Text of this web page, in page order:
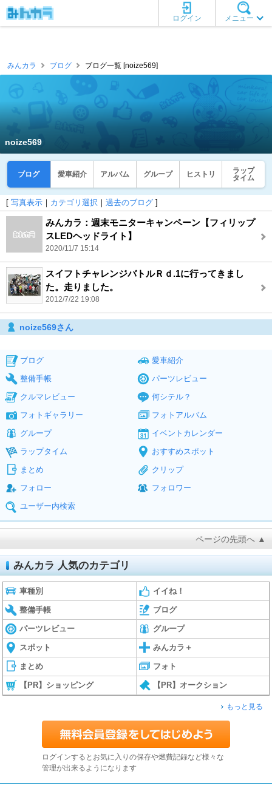
メニュー
ログイン
みんカラ ブログ ブログ一覧 [noize569]
noize569
ブログ 愛車紹介 アルバム グループ ヒストリ
ラップ
タイム
[ 写真表示 ｜ カテゴリ選択 ｜ 過去のブログ ]
みんカラ：週末モニターキャンペーン【フィリップ
スLEDヘッドライト】
2020/11/7 15:14
スイフトチャレンジバトルＲｄ.1に行ってきまし
た。走りました。
2012/7/22 19:08
noize569さん
ブログ
愛車紹介
整備手帳
パーツレビュー
クルマレビュー
何シテル？
フォトギャラリー
フォトアルバム
グループ
イベントカレンダー
ラップタイム
おすすめスポット
まとめ
クリップ
フォロー
フォロワー
ユーザー内検索
ページの先頭へ ▲
みんカラ 人気のカテゴリ
車種別 イイね！
整備手帳 ブログ
パーツレビュー グループ
スポット みんカラ＋
まとめ フォト
【PR】ショッピング 【PR】オークション
もっと見る
ログインするとお気に入りの保存や燃費記録など様々な
管理が出来るようになります